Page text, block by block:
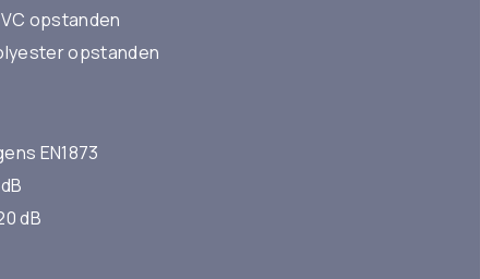
opstanden
opstanden
EN1873
dB